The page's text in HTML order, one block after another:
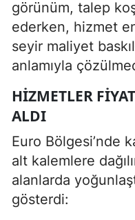
görünüm, talep
ederken, hizmet
seyir maliyet
anlamıyla
HIZMETLER
ALDI
Euro Bölgesi’nde
alt kalemlere
alanlarda
gösterdi: